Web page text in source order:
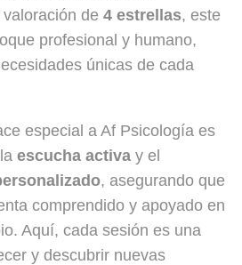
de 4 estrellas, este
profesional y humano,
únicas de cada
especial a Af Psicología es
escucha activa y el
, asegurando que
comprendido y apoyado en
Aquí, cada sesión es una
y descubrir nuevas